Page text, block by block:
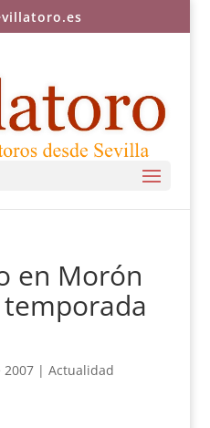
en Morón
2007| Actualidad